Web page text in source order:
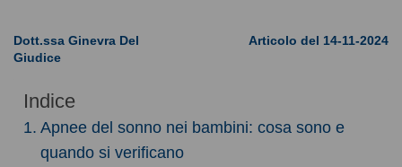
Dott.ssa Ginevra Del
Giudice
Articolo del 14-11-2024
Indice
Apnee del sonno nei bambini: cosa sono e
quando si verificano